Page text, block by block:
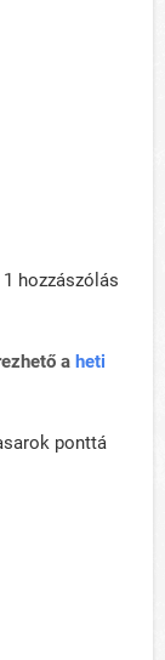
1 hozzászólás
a heti
ponttá